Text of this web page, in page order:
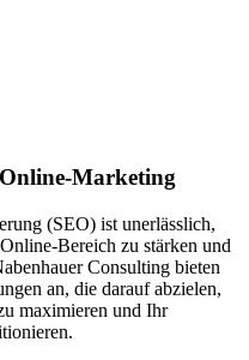
Marketing
(SEO) ist unerlässlich,
Bereich zu stärken und
Consulting bieten
an, die darauf abzielen,
maximieren und Ihr